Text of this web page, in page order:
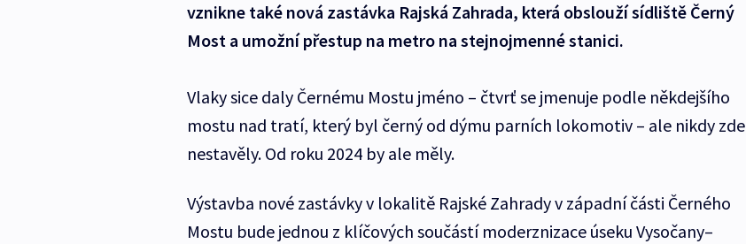
vznikne také nová zastávka Rajská Zahrada, která obslouží sídliště Černý
Most a umožní přestup na metro na stejnojmenné stanici.
Vlaky sice daly Černému Mostu jméno – čtvrť se jmenuje podle někdejšího
mostu nad tratí, který byl černý od dýmu parních lokomotiv – ale nikdy zde
nestavěly. Od roku 2024 by ale měly.
Výstavba nové zastávky v lokalitě Rajské Zahrady v západní části Černého
Mostu bude jednou z klíčových součástí moderznizace úseku Vysočany–